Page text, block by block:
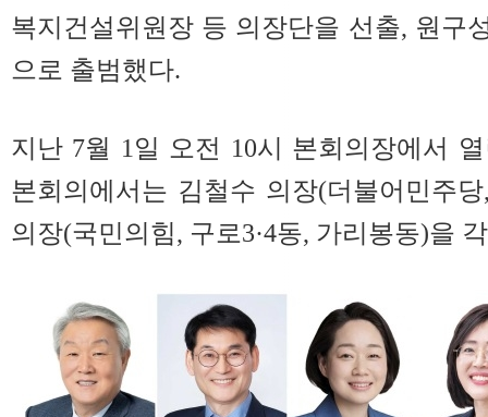
복지건설위원장 등 의장단을 선출, 원구
으로 출범했다.
지난 7월 1일 오전 10시 본회의장에서
본회의에서는 김철수 의장(더불어민주
의장(국민의힘, 구로3·4동, 가리봉동)을